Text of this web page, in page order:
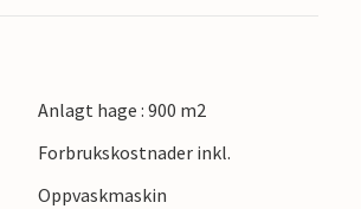
over sykkelturer langs
sentrum, vinruten i
Anlagt hage : 900 m2
Forbrukskostnader inkl.
Oppvaskmaskin